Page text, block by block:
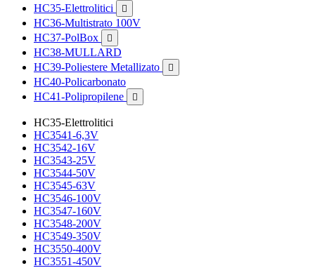
HC35-Elettrolitici

HC36-Multistrato 100V
HC37-PolBox

HC38-MULLARD
HC39-Poliestere Metallizato

HC40-Policarbonato
HC41-Polipropilene

HC35-Elettrolitici
HC3541-6,3V
HC3542-16V
HC3543-25V
HC3544-50V
HC3545-63V
HC3546-100V
HC3547-160V
HC3548-200V
HC3549-350V
HC3550-400V
HC3551-450V